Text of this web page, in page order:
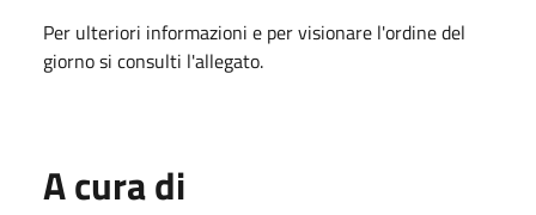
Per ulteriori informazioni e per visionare l'ordine del
giorno si consulti l'allegato.
A cura di